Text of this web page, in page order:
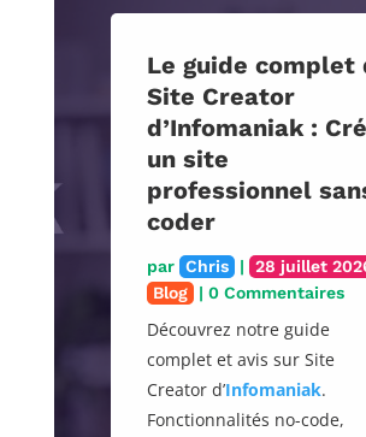
Le guide complet
Site Creator
d’Infomaniak :
un site
professionnel
coder
par Chris | 28 juillet
Blog | 0 Commentaires
Découvrez notre guide
complet et avis sur Site
Creator d’Infomaniak.
Fonctionnalités no-code,